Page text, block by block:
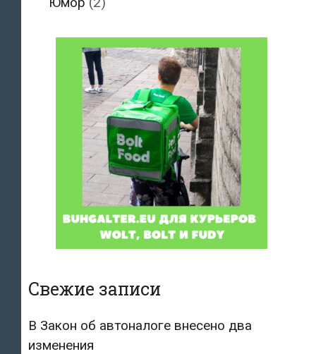
Свежие записи
В Закон об автоналоге внесено два
изменения